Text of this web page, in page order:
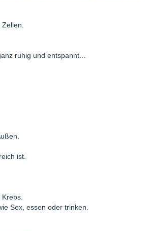
ruhig und entspannt...
ist.
Sex, essen oder trinken.